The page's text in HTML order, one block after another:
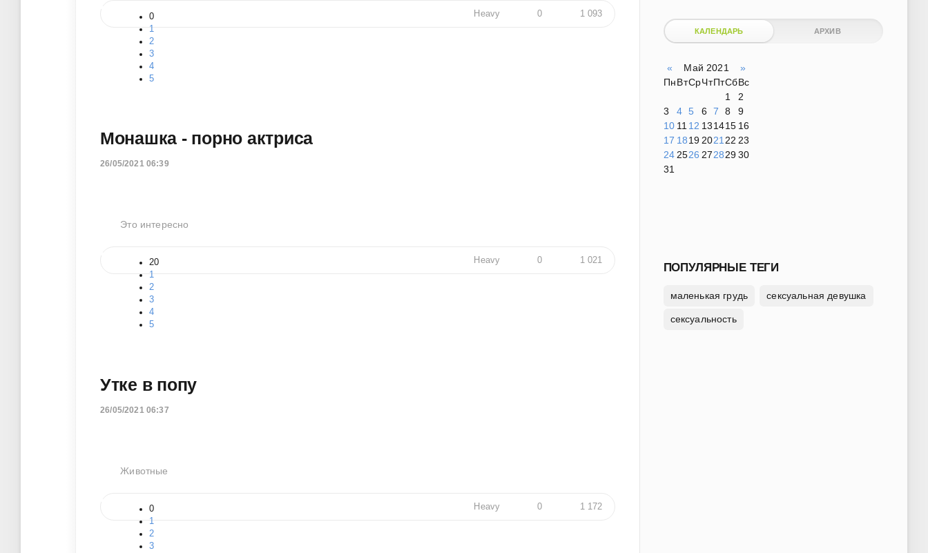
0
1
2
3
4
5
Heavy 0 1 093
Монашка - порно актриса
26/05/2021 06:39
Это интересно
20
1
2
3
4
5
Heavy 0 1 021
Утке в попу
26/05/2021 06:37
Животные
0
1
2
3
Heavy 0 1 172
КАЛЕНДАРЬ АРХИВ
« Май 2021»
ПнВтСрЧтПтСбВс
1
2
3
4 5 6 7 8
9
10 1112 131415 16
17 1819202122 23
242526 27282930
31
ПОПУЛЯРНЫЕ ТЕГИ
маленькая грудь сексуальная девушка
сексуальность